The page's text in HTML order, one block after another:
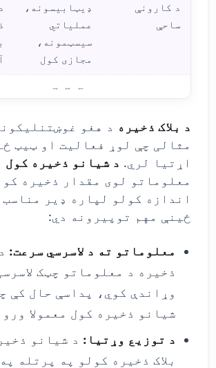
د کارونې
ساحې
ډیټابیسونه،
عملیاتي
سیسټمونه،
مجازی کول
د بلاک ذخیره د هغو
مثالی چې لوړ فعالیت او ټیټ
اړتیا لري. د شیانو ذخیره کول
معلوماتو لوی مقدار ذخیره
اندازه کولو لپاره ډیر مناسب
ځینې مهم توپیرونه دي:
معلوماتو ته د لاسرسي سرعت:
ذخیره د معلوماتو چټک
وړاندې کوي، پداسې حال کې
شیانو ذخیره کول معمولا ورو
د توزیع وړتیا: د شیانو
بلاک ذخیره کولو په پرتله